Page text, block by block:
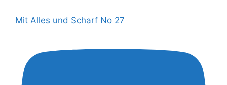
Mit Alles und Scharf No 27